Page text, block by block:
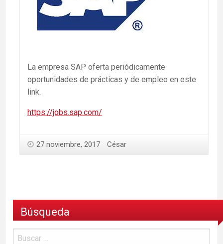
La empresa SAP oferta periódicamente
oportunidades de prácticas y de empleo en este
link.
https://jobs.sap.com/
27 noviembre, 2017 César
Búsqueda